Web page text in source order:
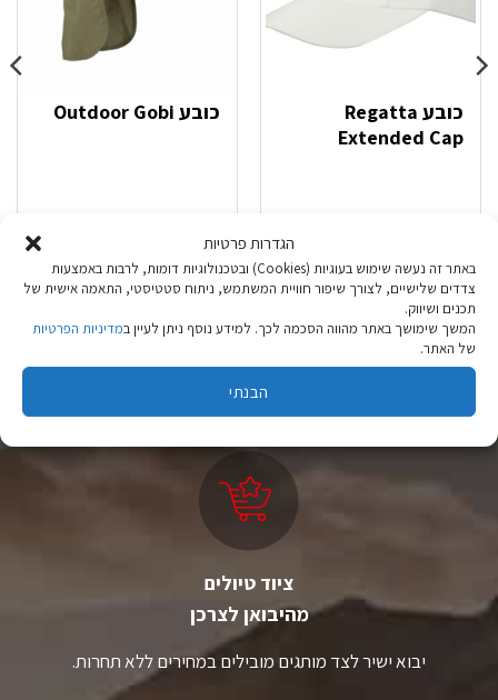
הגדרות פרטיות
באתר זה נעשה שימוש בעוגיות (Cookies) ובטכנולוגיות דומות, לרבות באמצעות
צדדים שלישיים, לצורך שיפור חוויית המשתמש, ניתוח סטטיסטי, התאמה אישית של
תכנים ושיווק.
המשך שימושך באתר מהווה הסכמה לכך. למידע נוסף ניתן לעיין במדיניות הפרטיות
של האתר.
הבנתי
כובע Regatta
Extended Cap
בחר אפשרויות
למוצר
זה
יש
ניתן
האפשרויות
כובע Outdoor Gobi
99.90
בחר אפשרויות
זה
ניתן
האפשרויות
המוצר
ציוד טיולים
מהיבואן לצרכן
יבוא ישיר לצד מותגים מובילים במחירים ללא תחרות.